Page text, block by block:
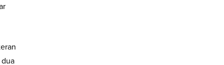
dua